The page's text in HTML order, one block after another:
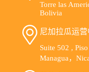
Torre las
Bolivia
尼加拉瓜运
Suite 502 ,
Managua，